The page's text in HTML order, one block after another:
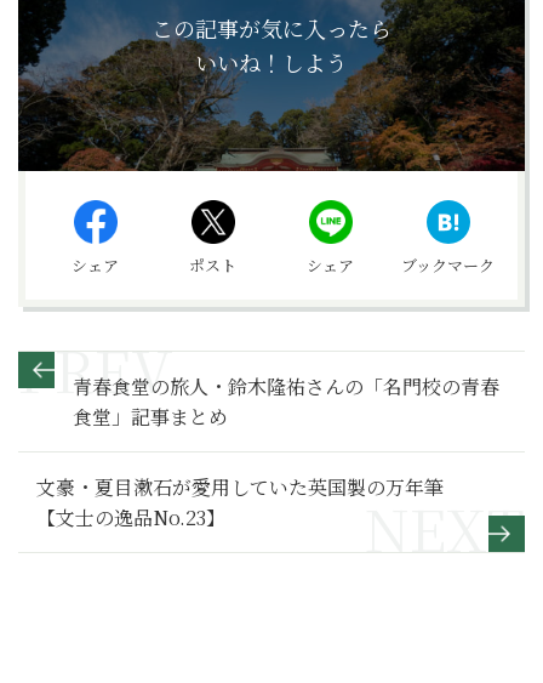
この記事が気に入ったら
いいね！しよう
シェア ポスト シェア ブックマーク
青春食堂の旅人・鈴木隆祐さんの「名門校の青春
食堂」記事まとめ
文豪・夏目漱石が愛用していた英国製の万年筆
【文士の逸品No.23】